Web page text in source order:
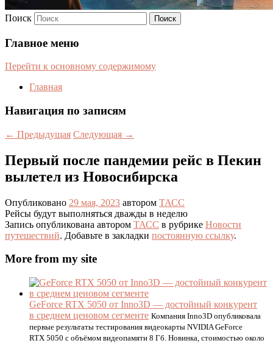
Поиск
Главное меню
Перейти к основному содержимому
Главная
Навигация по записям
← Предыдущая Следующая →
Первый после пандемии рейс в Пекин
вылетел из Новосибирска
Опубликовано 29 мая, 2023 автором ТАСС
Рейсы будут выполняться дважды в неделю
Запись опубликована автором ТАСС в рубрике Новости
путешествий. Добавьте в закладки постоянную ссылку.
More from my site
GeForce RTX 5050 от Inno3D — достойный конкурент
в среднем ценовом сегменте Компания Inno3D опубликовала
первые результаты тестирования видеокарты NVIDIA GeForce
RTX 5050 с объёмом видеопамяти 8 Гб. Новинка, стоимостью около